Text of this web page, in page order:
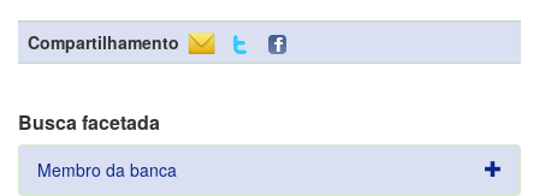
Compartilhamento
Busca facetada
Membro da banca